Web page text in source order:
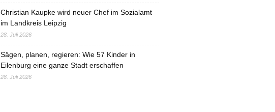
Christian Kaupke wird neuer Chef im Sozialamt
im Landkreis Leipzig
28. Juli 2026
Sägen, planen, regieren: Wie 57 Kinder in
Eilenburg eine ganze Stadt erschaffen
28. Juli 2026